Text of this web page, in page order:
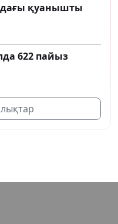
қуанышты
622 пайыз